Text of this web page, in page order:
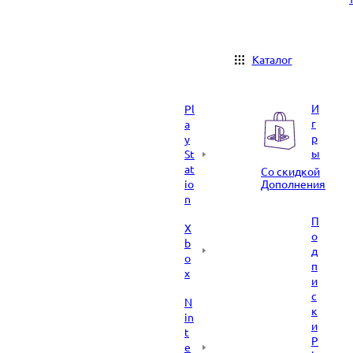
Каталог
Pl
a
y
St
at
io
n
X
b
o
x
N
in
t
e
И
г
р
ы
Со скидкой
Дополнения
П
о
д
п
и
с
к
и
P